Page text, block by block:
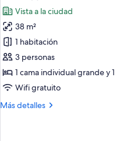
(Afternoon
Tea
On
Rooftop)
las
fotos
de
Habitación
ejecutiva,
vista
a
ciudad
Vista a la ciudad
38 m²
1 habitación
3 personas
1 cama individual grande y
Wifi gratuito
Más detalles
Más